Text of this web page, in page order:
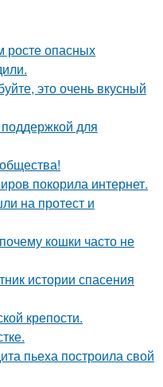
росте опасных
это очень вкусный
для
покорила интернет.
на протест и
кошки часто не
истории спасения
крепости.
пьеха построила свой